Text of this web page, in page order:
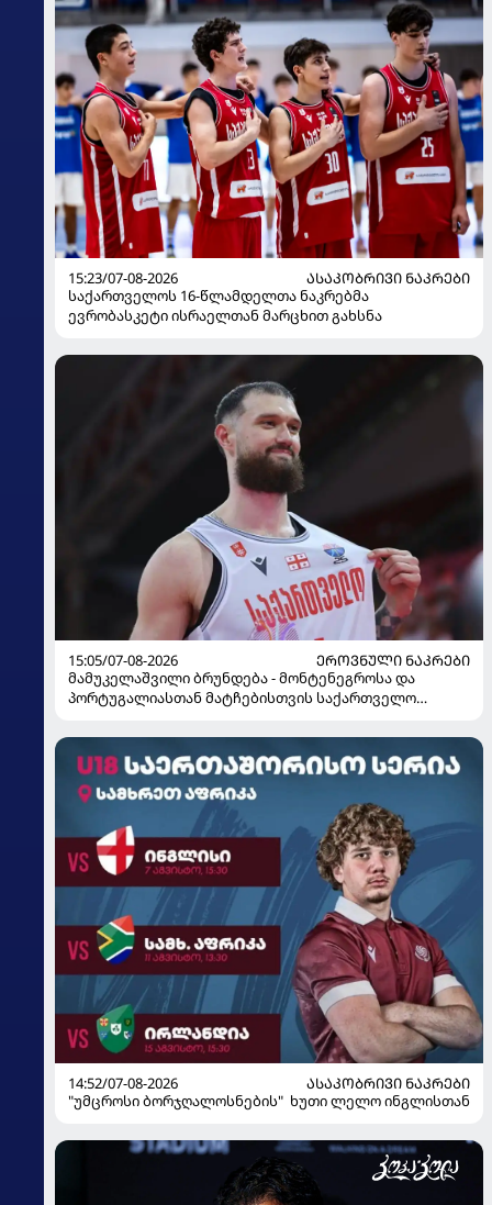
15:23/07-08-2026
ᲐᲡᲐᲙᲝᲑᲠᲘᲕᲘ ᲜᲐᲙᲠᲔᲑᲘ
საქართველოს 16-წლამდელთა ნაკრებმა
ევრობასკეტი ისრაელთან მარცხით გახსნა
15:05/07-08-2026
ᲔᲠᲝᲕᲜᲣᲚᲘ ᲜᲐᲙᲠᲔᲑᲘ
მამუკელაშვილი ბრუნდება - მონტენეგროსა და
პორტუგალიასთან მატჩებისთვის საქართველო
14:52/07-08-2026
ᲐᲡᲐᲙᲝᲑᲠᲘᲕᲘ ᲜᲐᲙᲠᲔᲑᲘ
"უმცროსი ბორჯღალოსნების" ხუთი ლელო ინგლისთან